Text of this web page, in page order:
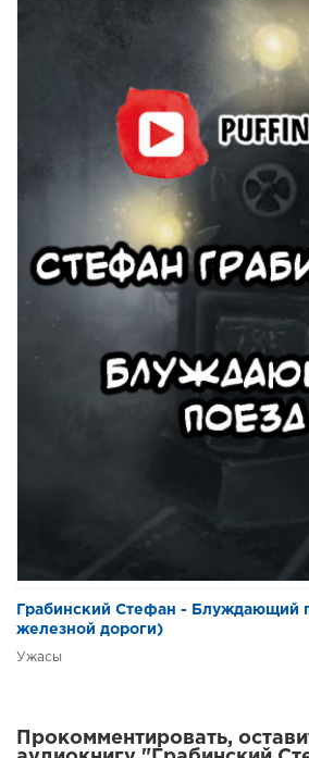
Грабинский Стефан - Блуждающий
железной дороги)
Ужасы
Прокомментировать,